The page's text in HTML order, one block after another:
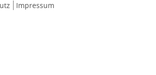
Impressum